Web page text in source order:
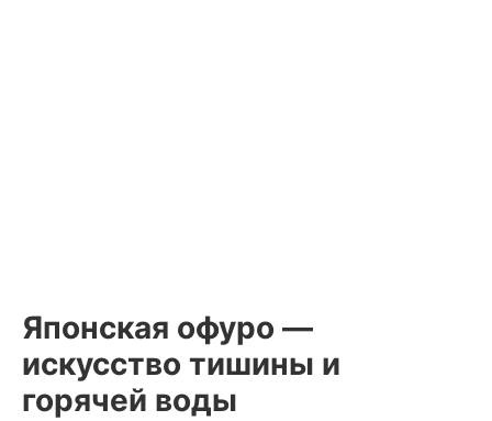
Японская офуро —
искусство тишины и
горячей воды